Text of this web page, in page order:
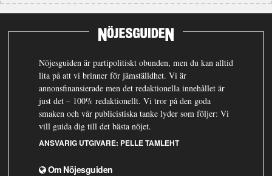
Nöjesguiden är partipolitiskt obunden, men du kan alltid
lita på att vi brinner för jämställdhet. Vi är
annonsfinansierade men det redaktionella innehållet är
just det – 100% redaktionellt. Vi tror på den goda
smaken och vår publicistiska tanke lyder som följer: Vi
vill guida dig till det bästa nöjet.
ANSVARIG UTGIVARE: PELLE TAMLEHT
Om Nöjesguiden